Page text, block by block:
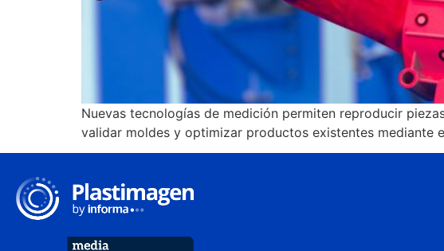
Nuevas tecnologías de medición permiten reproducir
validar moldes y optimizar productos existentes mediante